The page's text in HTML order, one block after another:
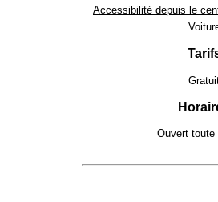
Accessibilité depuis le
Ouvert toute